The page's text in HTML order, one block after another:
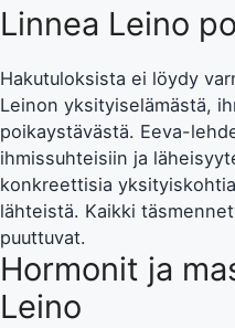
Linnea Leino
Hakutuloksista ei löydy
Leinon yksityiselämästä,
poikaystävästä. Eeva-
ihmissuhteisiin ja
konkreettisia
lähteistä. Kaikki
puuttuvat.
Hormonit ja
Leino